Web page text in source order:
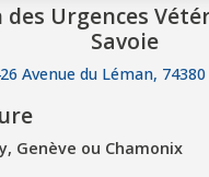
des Urgences
Savoie
Avenue du Léman,
Genève ou Chamonix